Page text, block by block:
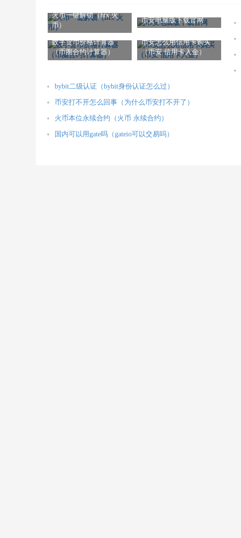
火币一键解锁（htx 火
币）
币安电脑版下载官网
数字货币价格计算器
（币圈合约计算器）
币安怎么用信用卡购买
（币安 信用卡入金）
bybit二级认证（bybit身份认证怎么过）
币安打不开怎么回事（为什么币安打不开了）
火币本位永续合约（火币 永续合约）
国内可以用gate吗（gateio可以交易吗）